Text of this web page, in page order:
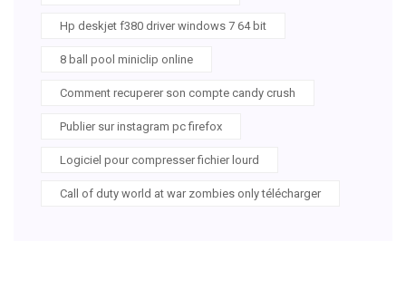
Hp deskjet f380 driver windows 7 64 bit
8 ball pool miniclip online
Comment recuperer son compte candy crush
Publier sur instagram pc firefox
Logiciel pour compresser fichier lourd
Call of duty world at war zombies only télécharger